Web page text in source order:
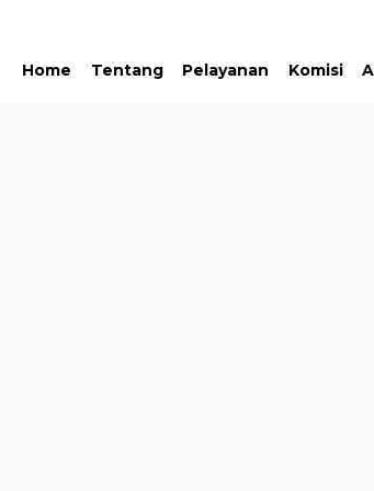
Home Tentang Pelayanan Komisi